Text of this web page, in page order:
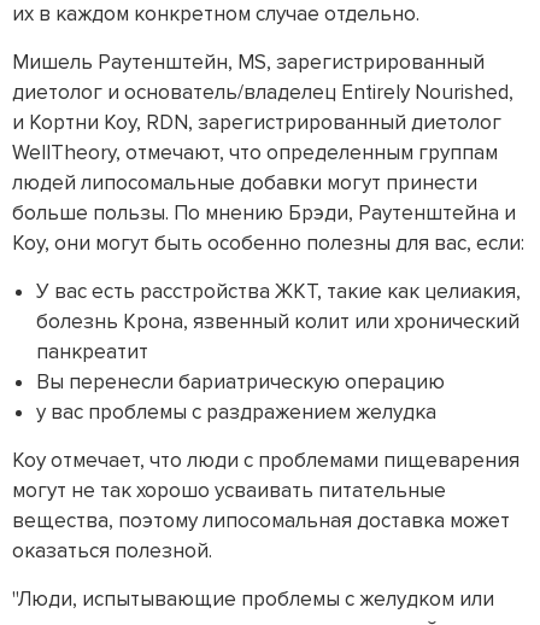
их в каждом конкретном случае отдельно.
Мишель Раутенштейн, MS, зарегистрированный
диетолог и основатель/владелец Entirely Nourished,
и Кортни Коу, RDN, зарегистрированный диетолог
WellTheory, отмечают, что определенным группам
людей липосомальные добавки могут принести
больше пользы. По мнению Брэди, Раутенштейна и
Коу, они могут быть особенно полезны для вас, если:
У вас есть расстройства ЖКТ, такие как целиакия,
болезнь Крона, язвенный колит или хронический
панкреатит
Вы перенесли бариатрическую операцию
у вас проблемы с раздражением желудка
Коу отмечает, что люди с проблемами пищеварения
могут не так хорошо усваивать питательные
вещества, поэтому липосомальная доставка может
оказаться полезной.
"Люди, испытывающие проблемы с желудком или